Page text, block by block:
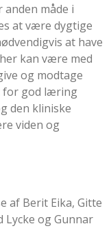
anden måde i
at være dygtige
at have
kan være med
og modtage
for god læring
den kliniske
viden og
af Berit Eika, Gitte
Lycke og Gunnar